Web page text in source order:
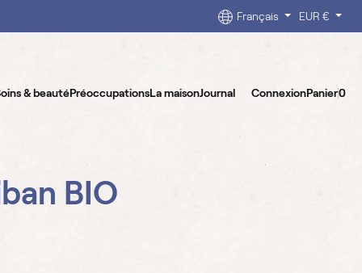
Français EUR €
& beautéPréoccupationsLa maisonJournal ConnexionPanier0
BIO